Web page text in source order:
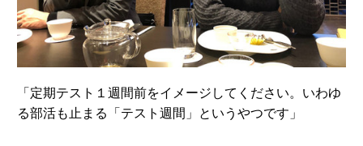
「定期テスト１週間前をイメージしてください。いわゆ
る部活も止まる「テスト週間」というやつです」